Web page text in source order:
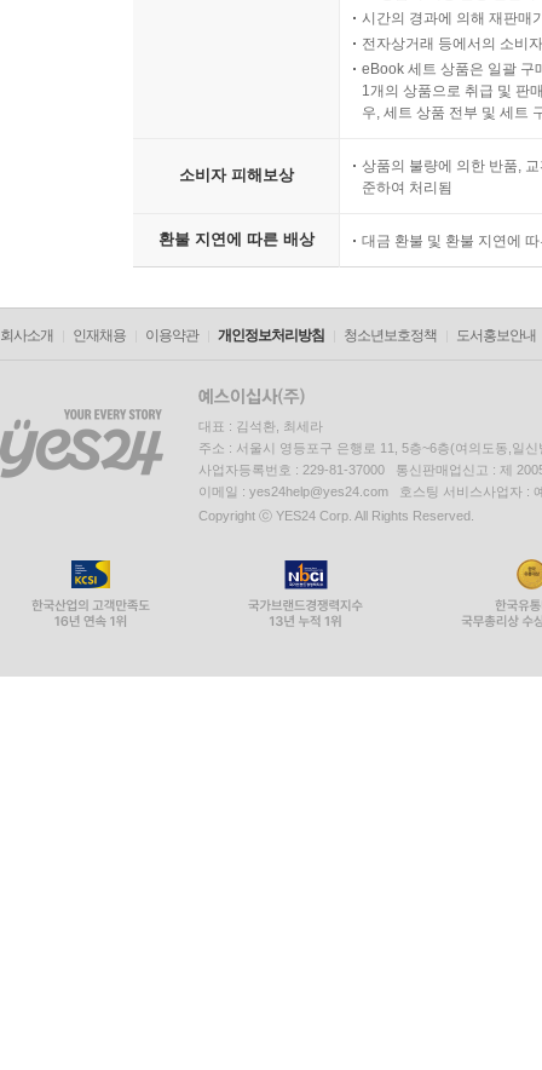
시간의 경과에 의해 재판매
전자상거래 등에서의 소비
eBook 세트 상품은 일괄 구
1개의 상품으로 취급 및 판
우, 세트 상품 전부 및 세트
소비자 피해보상
상품의 불량에 의한 반품,
준하여 처리됨
환불 지연에 따른 배상 대금 환불 및 환불 지연에
회사소개 인재채용 이용약관 개인정보처리방침 청소년보호정책 도서홍보안내
대표 : 김석환, 최세라
주소 : 서울시 영등포구 은행로 11, 5층~6층(여의도동,일신
사업자등록번호 : 229-81-37000 통신판매업신고 : 제
이메일 : yes24help@yes24.com 호스팅 서비스사업자 :
Copyright ⓒ YES24 Corp. All Rights Reserved.